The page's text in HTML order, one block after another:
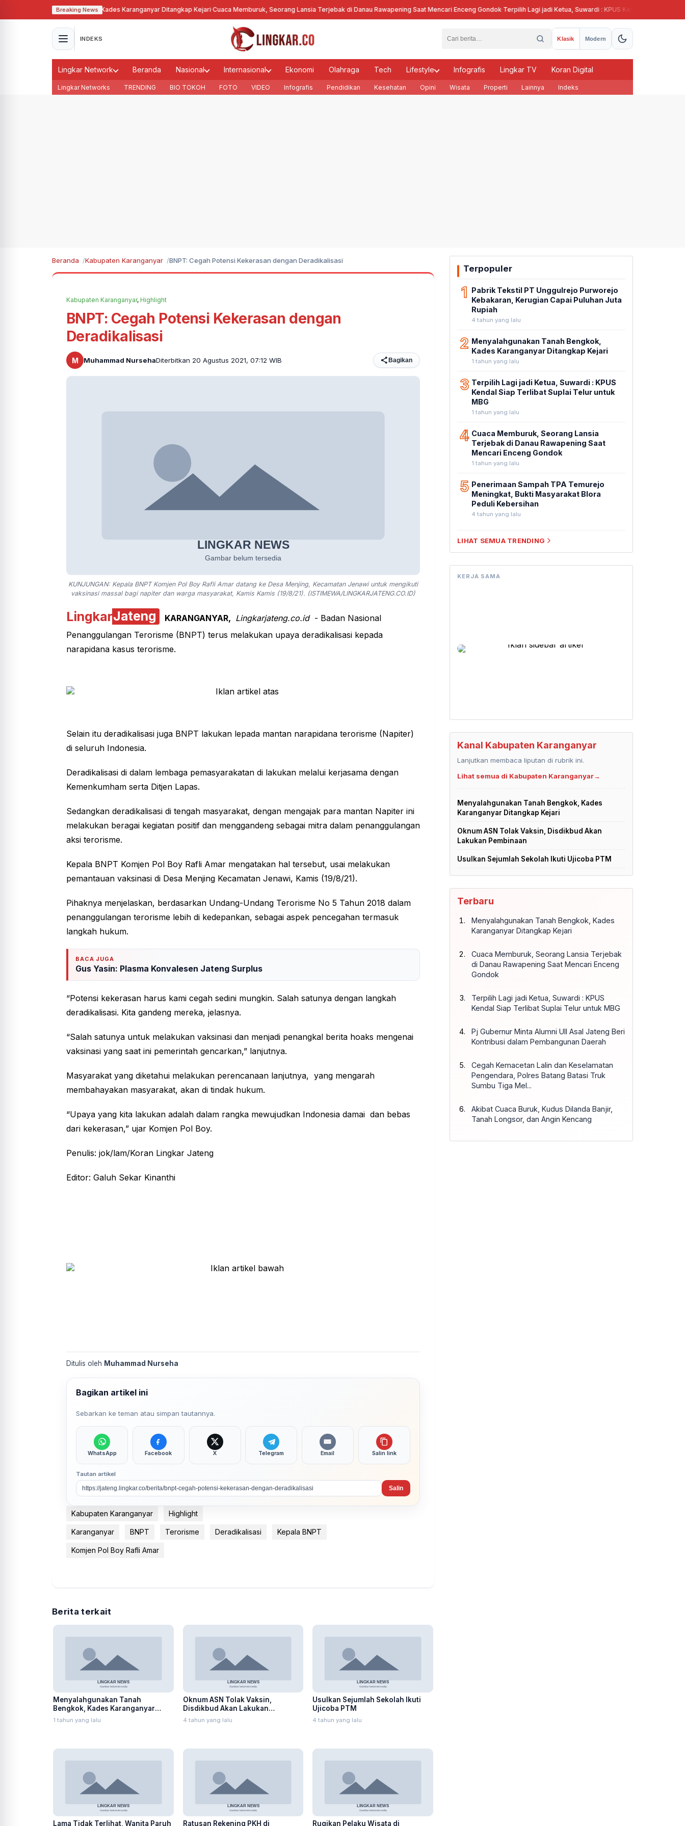
Breaking News
Tanah Bengkok, Kades Karanganyar Ditangkap Kejari·Cuaca Memburuk, Seorang Lansia Terjebak di Danau Rawapening Saat Mencari Enceng Gondok·Terpilih Lagi jadi Ketua, Suwardi : KPUS Kendal Siap Terlibat
INDEKS Klasik Modern
Lingkar Network Beranda Nasional Internasional Ekonomi Olahraga Tech Lifestyle Infografis Lingkar TV Koran Digital
Lingkar Networks TRENDING BIO TOKOH FOTO VIDEO Infografis Pendidikan Kesehatan Opini Wisata Properti Lainnya Indeks
Beranda Kabupaten Karanganyar BNPT: Cegah Potensi Kekerasan dengan Deradikalisasi
Kabupaten Karanganyar, Highlight
BNPT: Cegah Potensi Kekerasan dengan
Deradikalisasi
M Muhammad NursehaDiterbitkan 20 Agustus 2021, 07:12 WIB Bagikan
KUNJUNGAN: Kepala BNPT Komjen Pol Boy Rafli Amar datang ke Desa Menjing, Kecamatan Jenawi untuk mengikuti
vaksinasi massal bagi napiter dan warga masyarakat, Kamis Kamis (19/8/21). (ISTIMEWA/LINGKARJATENG.CO.ID)
LingkarJateng KARANGANYAR, Lingkarjateng.co.id- Badan Nasional
Penanggulangan Terorisme (BNPT) terus melakukan upaya deradikalisasi kepada
narapidana kasus terorisme.
Selain itu deradikalisasi juga BNPT lakukan lepada mantan narapidana terorisme (Napiter)
di seluruh Indonesia.
Deradikalisasi di dalam lembaga pemasyarakatan di lakukan melalui kerjasama dengan
Kemenkumham serta Ditjen Lapas.
Sedangkan deradikalisasi di tengah masyarakat, dengan mengajak para mantan Napiter ini
melakukan beragai kegiatan positif dan menggandeng sebagai mitra dalam penanggulangan
aksi terorisme.
Kepala BNPT Komjen Pol Boy Rafli Amar mengatakan hal tersebut, usai melakukan
pemantauan vaksinasi di Desa Menjing Kecamatan Jenawi, Kamis (19/8/21).
Pihaknya menjelaskan, berdasarkan Undang-Undang Terorisme No 5 Tahun 2018 dalam
penanggulangan terorisme lebih di kedepankan, sebagai aspek pencegahan termasuk
langkah hukum.
BACA JUGA
Gus Yasin: Plasma Konvalesen Jateng Surplus
“Potensi kekerasan harus kami cegah sedini mungkin. Salah satunya dengan langkah
deradikalisasi. Kita gandeng mereka, jelasnya.
“Salah satunya untuk melakukan vaksinasi dan menjadi penangkal berita hoaks mengenai
vaksinasi yang saat ini pemerintah gencarkan,” lanjutnya.
Masyarakat yang diketahui melakukan perencanaan lanjutnya, yang mengarah
membahayakan masyarakat, akan di tindak hukum.
“Upaya yang kita lakukan adalah dalam rangka mewujudkan Indonesia damai dan bebas
dari kekerasan,” ujar Komjen Pol Boy.
Penulis: jok/lam/Koran Lingkar Jateng
Editor: Galuh Sekar Kinanthi
Ditulis oleh Muhammad Nurseha
Bagikan artikel ini
Sebarkan ke teman atau simpan tautannya.
WhatsApp Facebook X Telegram Email Salin link
Tautan artikel
Salin
Kabupaten Karanganyar Highlight
Karanganyar BNPT Terorisme Deradikalisasi Kepala BNPT
Komjen Pol Boy Rafli Amar
Berita terkait
Menyalahgunakan Tanah
Bengkok, Kades Karanganyar
Ditangkap Kejari
1 tahun yang lalu
Oknum ASN Tolak Vaksin,
Disdikbud Akan Lakukan
Pembinaan
4 tahun yang lalu
Usulkan Sejumlah Sekolah Ikuti
Ujicoba PTM
4 tahun yang lalu
Lama Tidak Terlihat, Wanita Paruh Ratusan Rekening PKH di Rugikan Pelaku Wisata di
Terpopuler
1 Pabrik Tekstil PT Unggulrejo Purworejo
Kebakaran, Kerugian Capai Puluhan Juta
Rupiah
4 tahun yang lalu
2 Menyalahgunakan Tanah Bengkok,
Kades Karanganyar Ditangkap Kejari
1 tahun yang lalu
3 Terpilih Lagi jadi Ketua, Suwardi : KPUS
Kendal Siap Terlibat Suplai Telur untuk
MBG
1 tahun yang lalu
4 Cuaca Memburuk, Seorang Lansia
Terjebak di Danau Rawapening Saat
Mencari Enceng Gondok
1 tahun yang lalu
5 Penerimaan Sampah TPA Temurejo
Meningkat, Bukti Masyarakat Blora
Peduli Kebersihan
4 tahun yang lalu
LIHAT SEMUA TRENDING
KERJA SAMA
Kanal Kabupaten Karanganyar
Lanjutkan membaca liputan di rubrik ini.
Lihat semua di Kabupaten Karanganyar→
Menyalahgunakan Tanah Bengkok, Kades
Karanganyar Ditangkap Kejari
Oknum ASN Tolak Vaksin, Disdikbud Akan
Lakukan Pembinaan
Usulkan Sejumlah Sekolah Ikuti Ujicoba PTM
Terbaru
Menyalahgunakan Tanah Bengkok, Kades
Karanganyar Ditangkap Kejari
Cuaca Memburuk, Seorang Lansia Terjebak
di Danau Rawapening Saat Mencari Enceng
Gondok
Terpilih Lagi jadi Ketua, Suwardi : KPUS
Kendal Siap Terlibat Suplai Telur untuk MBG
Pj Gubernur Minta Alumni UII Asal Jateng Beri
Kontribusi dalam Pembangunan Daerah
Cegah Kemacetan Lalin dan Keselamatan
Pengendara, Polres Batang Batasi Truk
Sumbu Tiga Mel...
Akibat Cuaca Buruk, Kudus Dilanda Banjir,
Tanah Longsor, dan Angin Kencang